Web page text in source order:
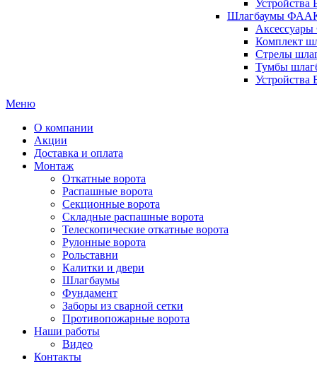
Устройства
Шлагбаумы ФААК
Комплект
Стрелы
Тумбы
Меню
О компании
Акции
Доставка и оплата
Монтаж
Откатные ворота
Распашные ворота
Секционные ворота
Складные распашные ворота
Телескопические откатные ворота
Рулонные ворота
Рольставни
Калитки и двери
Шлагбаумы
Фундамент
Заборы из сварной сетки
Противопожарные ворота
Наши работы
Видео
Контакты